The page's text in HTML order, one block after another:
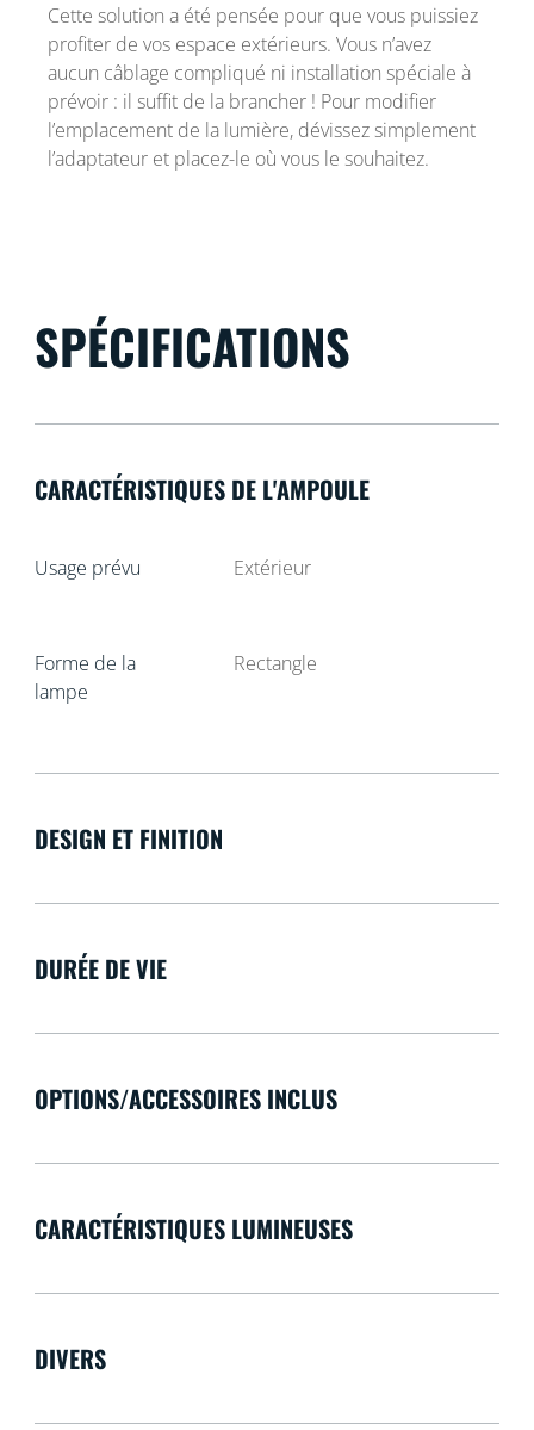
Cette solution a été pensée pour que vous puissiez
profiter de vos espace extérieurs. Vous n’avez
aucun câblage compliqué ni installation spéciale à
prévoir : il suffit de la brancher ! Pour modifier
l’emplacement de la lumière, dévissez simplement
l’adaptateur et placez-le où vous le souhaitez.
SPÉCIFICATIONS
CARACTÉRISTIQUES DE L'AMPOULE
Usage prévu Extérieur
Forme de la
lampe
Rectangle
DESIGN ET FINITION
DURÉE DE VIE
OPTIONS/ACCESSOIRES INCLUS
CARACTÉRISTIQUES LUMINEUSES
DIVERS